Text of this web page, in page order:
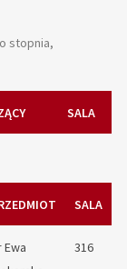
stopnia,
SALA
SALA
Ewa
316
stopnia,
SALA
SALA
stopnia,
SALA
SALA
110